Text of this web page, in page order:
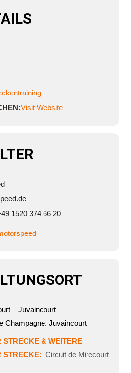
Visit Website
1520 374 66 20
– Juvaincourt
Champagne, Juvaincourt
STRECKE & WEITERE
STRECKE: Circuit de Mirecourt